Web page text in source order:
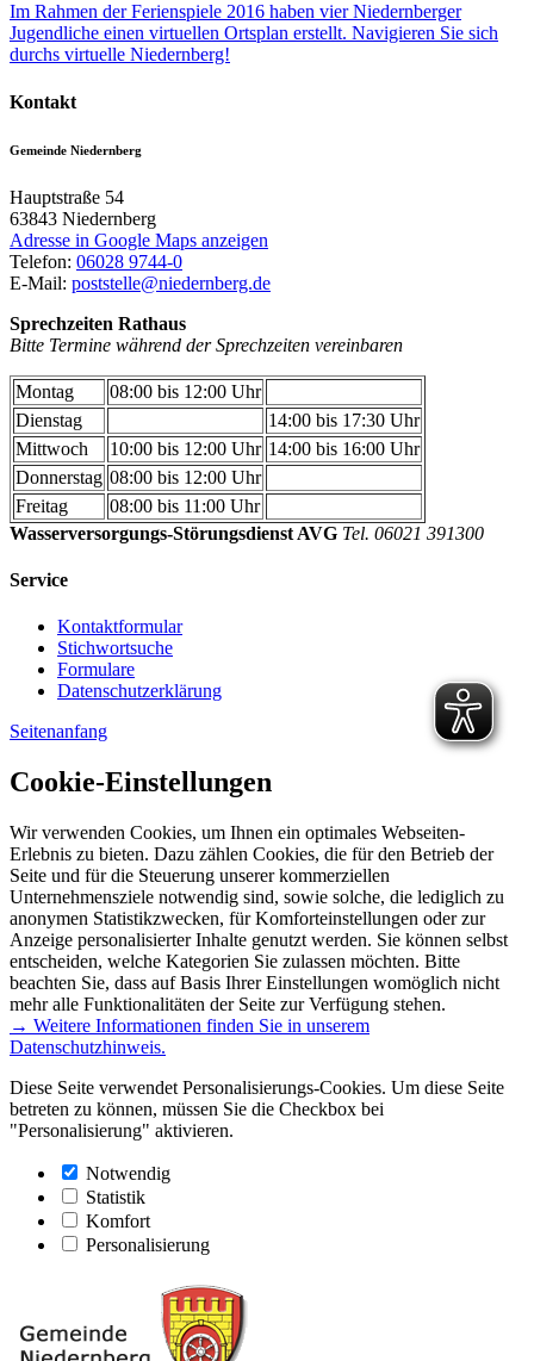
Im Rahmen der Ferienspiele 2016 haben vier Niedernberger
Jugendliche einen virtuellen Ortsplan erstellt. Navigieren Sie sich
durchs virtuelle Niedernberg!
Kontakt
Gemeinde Niedernberg
Hauptstraße 54
63843 Niedernberg
Adresse in Google Maps anzeigen
Telefon: 06028 9744-0
E-Mail: poststelle@niedernberg.de
Sprechzeiten Rathaus
Bitte Termine während der Sprechzeiten vereinbaren
Montag
08:00 bis 12:00 Uhr
Dienstag
14:00 bis 17:30 Uhr
Mittwoch
10:00 bis 12:00 Uhr 14:00 bis 16:00 Uhr
Donnerstag 08:00 bis 12:00 Uhr
Freitag
08:00 bis 11:00 Uhr
Wasserversorgungs-Störungsdienst AVG Tel. 06021 391300
Service
Kontaktformular
Stichwortsuche
Formulare
Datenschutzerklärung
Seitenanfang
Cookie-Einstellungen
Wir verwenden Cookies, um Ihnen ein optimales Webseiten-
Erlebnis zu bieten. Dazu zählen Cookies, die für den Betrieb der
Seite und für die Steuerung unserer kommerziellen
Unternehmensziele notwendig sind, sowie solche, die lediglich zu
anonymen Statistikzwecken, für Komforteinstellungen oder zur
Anzeige personalisierter Inhalte genutzt werden. Sie können selbst
entscheiden, welche Kategorien Sie zulassen möchten. Bitte
beachten Sie, dass auf Basis Ihrer Einstellungen womöglich nicht
mehr alle Funktionalitäten der Seite zur Verfügung stehen.
→ Weitere Informationen finden Sie in unserem
Datenschutzhinweis.
Diese Seite verwendet Personalisierungs-Cookies. Um diese Seite
betreten zu können, müssen Sie die Checkbox bei
"Personalisierung" aktivieren.
Notwendig
Statistik
Komfort
Personalisierung